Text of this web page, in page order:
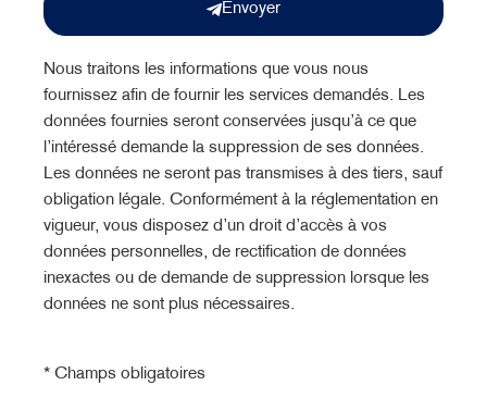
Envoyer
Nous traitons les informations que vous nous
fournissez afin de fournir les services demandés. Les
données fournies seront conservées jusqu’à ce que
l’intéressé demande la suppression de ses données.
Les données ne seront pas transmises à des tiers, sauf
obligation légale. Conformément à la réglementation en
vigueur, vous disposez d’un droit d’accès à vos
données personnelles, de rectification de données
inexactes ou de demande de suppression lorsque les
données ne sont plus nécessaires.
* Champs obligatoires